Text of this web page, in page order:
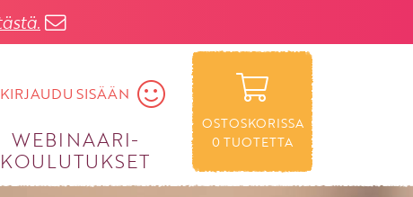
KIRJAUDU SISÄÄN
WEBINAARI­
KOULUTUKSET
OSTOSKORISSA
0TUOTETTA